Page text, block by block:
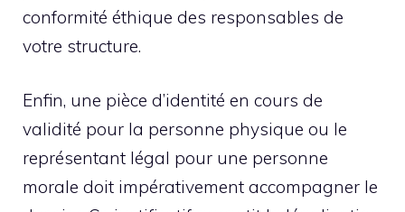
conformité éthique des responsables de
votre structure.
Enfin, une pièce d’identité en cours de
validité pour la personne physique ou le
représentant légal pour une personne
morale doit impérativement accompagner le